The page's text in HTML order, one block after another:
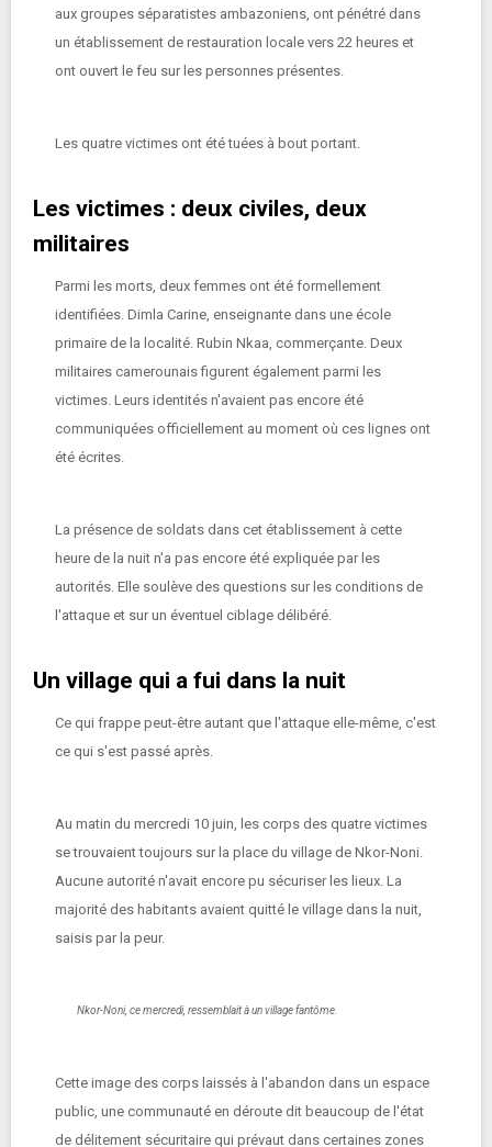
aux groupes séparatistes ambazoniens, ont pénétré dans
un établissement de restauration locale vers 22 heures et
ont ouvert le feu sur les personnes présentes.
Les quatre victimes ont été tuées à bout portant.
Les victimes : deux civiles, deux
militaires
Parmi les morts, deux femmes ont été formellement
identifiées. Dimla Carine, enseignante dans une école
primaire de la localité. Rubin Nkaa, commerçante. Deux
militaires camerounais figurent également parmi les
victimes. Leurs identités n'avaient pas encore été
communiquées officiellement au moment où ces lignes ont
été écrites.
La présence de soldats dans cet établissement à cette
heure de la nuit n'a pas encore été expliquée par les
autorités. Elle soulève des questions sur les conditions de
l'attaque et sur un éventuel ciblage délibéré.
Un village qui a fui dans la nuit
Ce qui frappe peut-être autant que l'attaque elle-même, c'est
ce qui s'est passé après.
Au matin du mercredi 10 juin, les corps des quatre victimes
se trouvaient toujours sur la place du village de Nkor-Noni.
Aucune autorité n'avait encore pu sécuriser les lieux. La
majorité des habitants avaient quitté le village dans la nuit,
saisis par la peur.
Nkor-Noni, ce mercredi, ressemblait à un village fantôme.
Cette image des corps laissés à l'abandon dans un espace
public, une communauté en déroute dit beaucoup de l'état
de délitement sécuritaire qui prévaut dans certaines zones